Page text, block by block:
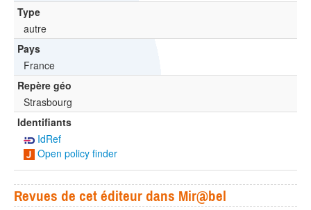
Type
autre
Pays
France
Repère géo
Strasbourg
Identifiants
IdRef
Open policy finder
Revues de cet éditeur dans Mir@bel